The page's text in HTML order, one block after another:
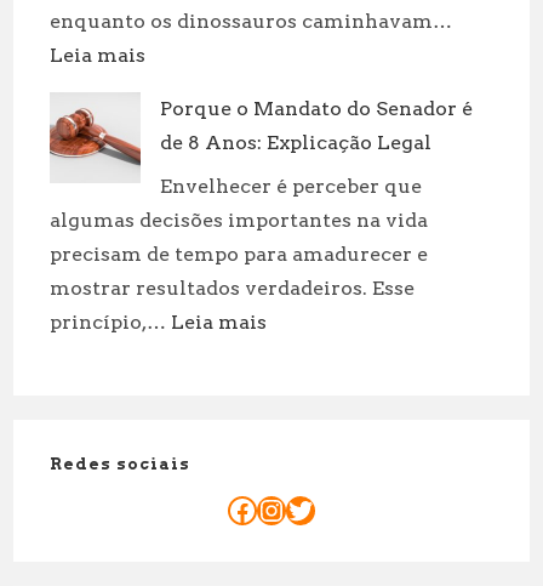
enquanto os dinossauros caminhavam…
Leia mais
Aquáticos:
Tipos
Porque o Mandato do Senador é
de 8 Anos: Explicação Legal
Envelhecer é perceber que
algumas decisões importantes na vida
precisam de tempo para amadurecer e
mostrar resultados verdadeiros. Esse
princípio,… Leia mais
é
de
Redes sociais
Facebook
Instagram
Twitter